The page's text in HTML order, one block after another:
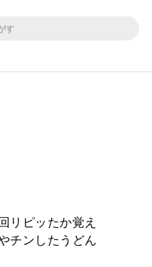
リピッたか覚え
チンしたうどん